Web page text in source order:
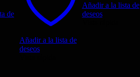
de
Añadir a la lista de
deseos
Añadir a la lista de
deseos